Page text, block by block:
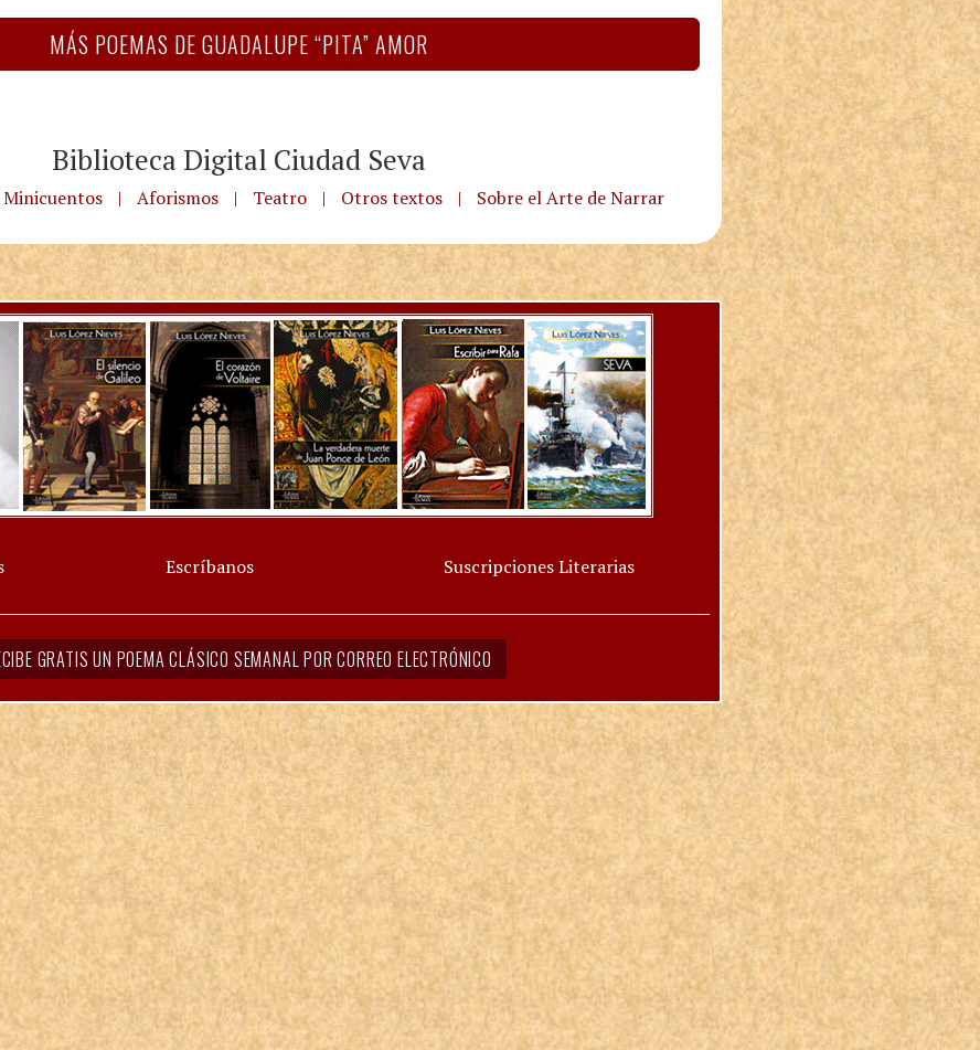
MÁS POEMAS DE GUADALUPE “PITA” AMOR
Biblioteca Digital Ciudad Seva
Minicuentos | Aforismos | Teatro | Otros textos | Sobre el Arte de Narrar
Escríbanos Suscripciones Literarias
GRATIS UN POEMA CLÁSICO SEMANAL POR CORREO ELECTRÓNICO